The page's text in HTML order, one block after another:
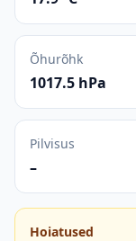
Õhurõhk
1017.5 hPa
Pilvisus
–
Hoiatused